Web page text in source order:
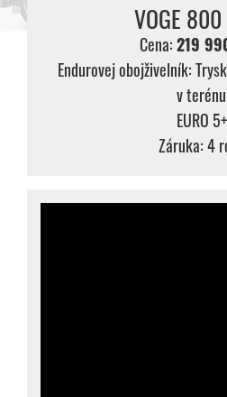
VOGE
Cena:219
Endurovej obojživelník:
v terénu
EURO 5+
Záruka: 4